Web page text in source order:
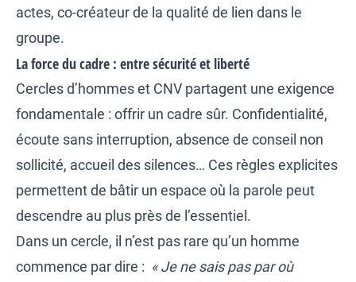
actes, co-créateur de la qualité de lien dans le
groupe.
La force du cadre : entre sécurité et liberté
Cercles d’hommes et CNV partagent une exigence
fondamentale : offrir un cadre sûr. Confidentialité,
écoute sans interruption, absence de conseil non
sollicité, accueil des silences… Ces règles explicites
permettent de bâtir un espace où la parole peut
descendre au plus près de l’essentiel.
Dans un cercle, il n’est pas rare qu’un homme
commence par dire : « Je ne sais pas par où